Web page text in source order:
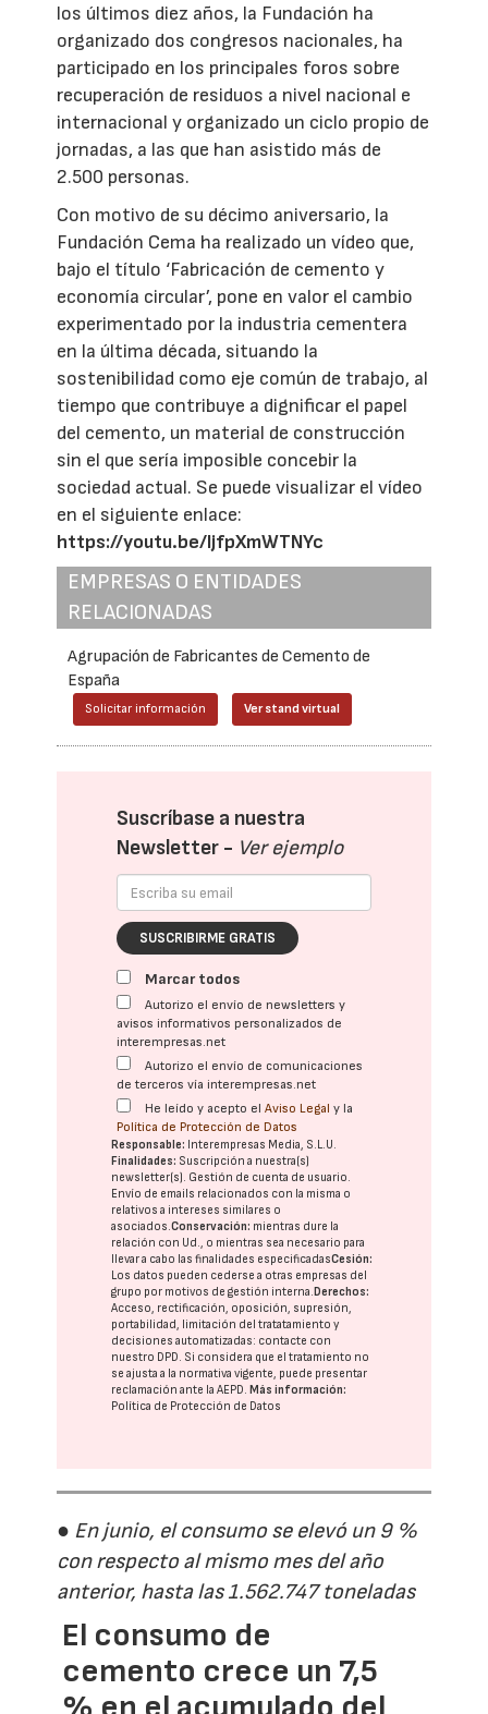
los últimos diez años, la Fundación ha
organizado dos congresos nacionales, ha
participado en los principales foros sobre
recuperación de residuos a nivel nacional e
internacional y organizado un ciclo propio de
jornadas, a las que han asistido más de
2.500 personas.
Con motivo de su décimo aniversario, la
Fundación Cema ha realizado un vídeo que,
bajo el título ‘Fabricación de cemento y
economía circular’, pone en valor el cambio
experimentado por la industria cementera
en la última década, situando la
sostenibilidad como eje común de trabajo, al
tiempo que contribuye a dignificar el papel
del cemento, un material de construcción
sin el que sería imposible concebir la
sociedad actual. Se puede visualizar el vídeo
en el siguiente enlace:
https://youtu.be/IjfpXmWTNYc
EMPRESAS O ENTIDADES
RELACIONADAS
Agrupación de Fabricantes de Cemento de
España
Solicitar información Ver stand virtual
Suscríbase a nuestra
Newsletter - Ver ejemplo
SUSCRIBIRME GRATIS
Marcar todos
Autorizo el envío de newsletters y
avisos informativos personalizados de
interempresas.net
Autorizo el envío de comunicaciones
de terceros vía interempresas.net
He leído y acepto elAviso Legal y la
Política de Protección de Datos
Responsable: Interempresas Media, S.L.U.
Finalidades: Suscripción a nuestra(s)
newsletter(s). Gestión de cuenta de usuario.
Envío de emails relacionados con la misma o
relativos a intereses similares o
asociados.Conservación: mientras dure la
relación con Ud., o mientras sea necesario para
llevar a cabo las finalidades especificadasCesión:
Los datos pueden cederse a otras empresas del
grupo por motivos de gestión interna. Derechos:
Acceso, rectificación, oposición, supresión,
portabilidad, limitación del tratatamiento y
decisiones automatizadas: contacte con
nuestro DPD. Si considera que el tratamiento no
se ajusta a la normativa vigente, puede presentar
reclamación ante laAEPD. Más información:
Política de Protección de Datos
● En junio, el consumo se elevó un 9 %
con respecto al mismo mes del año
anterior, hasta las 1.562.747 toneladas
El consumo de
cemento crece un 7,5